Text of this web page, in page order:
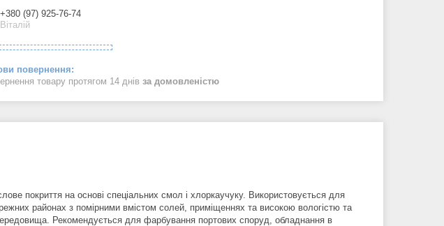
+380 (97) 925-76-74
Віталій
товару протягом 14 днів за домовленістю
покриття на основі спеціальних смол і хлоркаучуку. Використовується для
районах з помірними вмістом солей, приміщеннях та високою вологістю та
Рекомендується для фарбування портових споруд, обладнання в